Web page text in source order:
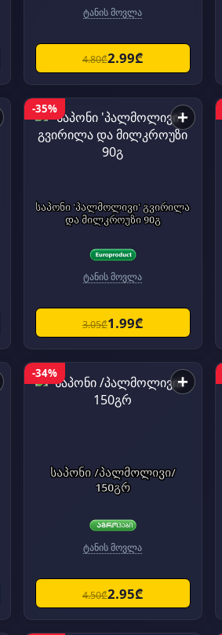
ტანის მოვლა
4.80₾2.99₾
-35% +
საპონი 'პალმოლივი' გვირილა
და მილკროუზი 90გ
ტანის მოვლა
3.05₾1.99₾
-34% +
საპონი /პალმოლივი/
150გრ
ტანის მოვლა
4.50₾2.95₾